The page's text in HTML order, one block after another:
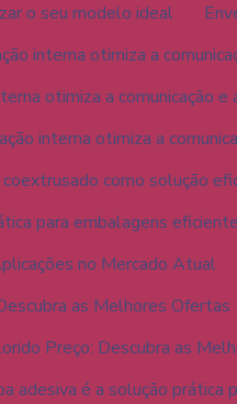
o seu modelo ideal
interna otimiza a
otimiza a comunicação
interna otimiza a
como solução
para embalagens
no Mercado Atual
as Melhores Ofertas
Preço: Descubra as
adesiva é a solução prática